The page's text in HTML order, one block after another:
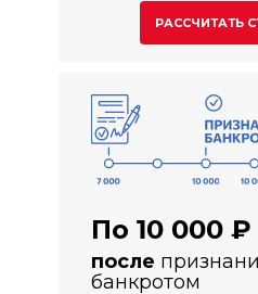
после
банкротом
По 10 000
РАССЧИТАТЬ